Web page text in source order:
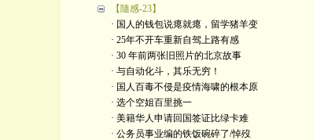
【隨感-23】
· 国人的钱包说瘪就瘪，留学猪羊变
· 25年不开车重新自驾上路有感
· 30 年前两张旧照片的北京故事
· 与自动化斗，其乐无穷！
· 国人百毒不侵是疫情海啸的根本原
· 选个空姐百里挑一
· 美籍华人申请回国签证比绿卡难
· 公务员事业编的铁饭碗碎了/悼歿